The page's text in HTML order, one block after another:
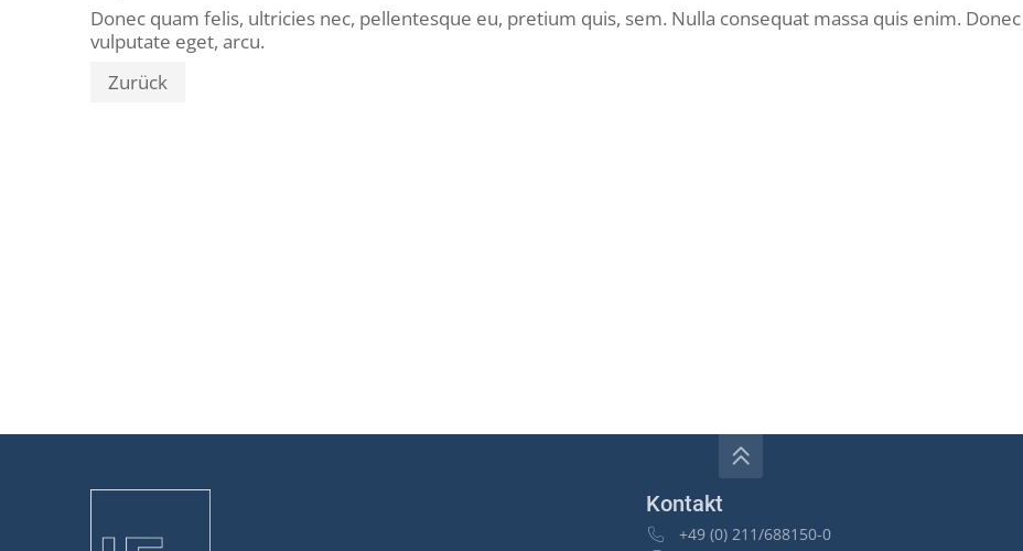
Donec quam felis, ultricies nec, pellentesque eu, pretium quis, sem. Nulla consequat massa quis enim.
vulputate eget, arcu.
Zurück
Kontakt
+49 (0) 211/688150-0